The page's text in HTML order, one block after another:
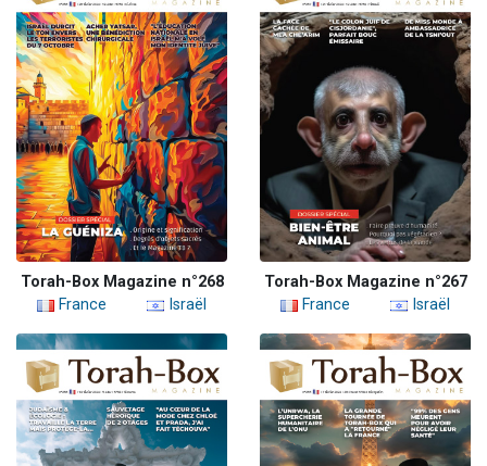
Torah-Box Magazine n°268
France
Israël
Torah-Box Magazine n°267
France
Israël